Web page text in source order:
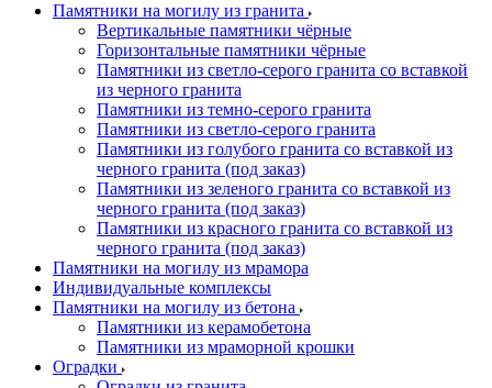
Памятники на могилу из гранита
Вертикальные памятники чёрные
Горизонтальные памятники чёрные
Памятники из светло-серого гранита со вставкой
из черного гранита
Памятники из темно-серого гранита
Памятники из светло-серого гранита
Памятники из голубого гранита со вставкой из
черного гранита (под заказ)
Памятники из зеленого гранита со вставкой из
черного гранита (под заказ)
Памятники из красного гранита со вставкой из
черного гранита (под заказ)
Памятники на могилу из мрамора
Индивидуальные комплексы
Памятники на могилу из бетона
Памятники из керамобетона
Памятники из мраморной крошки
Оградки